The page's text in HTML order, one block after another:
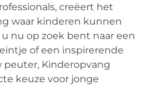
creëert het
waar kinderen kunnen
nu op zoek bent naar een
of een inspirerende
Kinderopvang
keuze voor jonge